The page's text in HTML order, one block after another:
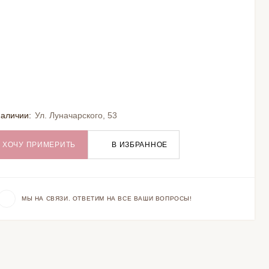
Ул. Луначарского, 53
ХОЧУ ПРИМЕРИТЬ В ИЗБРАННОЕ
МЫ НА СВЯЗИ. ОТВЕТИМ НА ВСЕ ВАШИ ВОПРОСЫ!